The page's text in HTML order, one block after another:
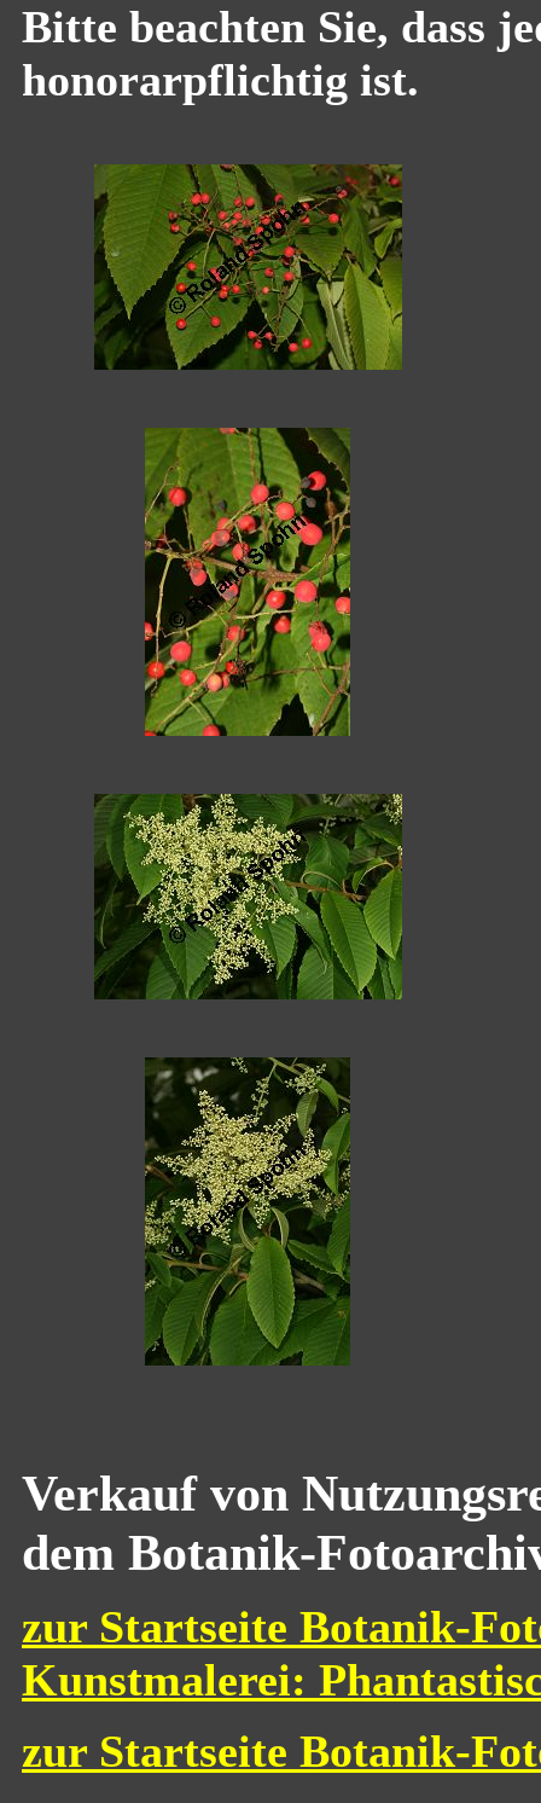
Bitte beachten Sie, dass
honorarpflichtig ist.
Verkauf von
dem Botanik-
zur Startseite Botanik-
Kunstmalerei:
zur Startseite Botanik-